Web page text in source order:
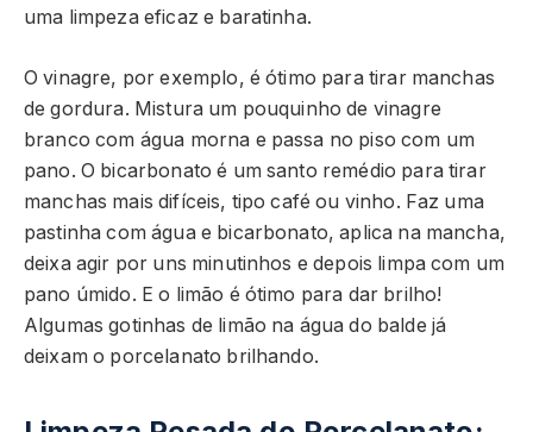
uma limpeza eficaz e baratinha.
O vinagre, por exemplo, é ótimo para tirar manchas
de gordura. Mistura um pouquinho de vinagre
branco com água morna e passa no piso com um
pano. O bicarbonato é um santo remédio para tirar
manchas mais difíceis, tipo café ou vinho. Faz uma
pastinha com água e bicarbonato, aplica na mancha,
deixa agir por uns minutinhos e depois limpa com um
pano úmido. E o limão é ótimo para dar brilho!
Algumas gotinhas de limão na água do balde já
deixam o porcelanato brilhando.